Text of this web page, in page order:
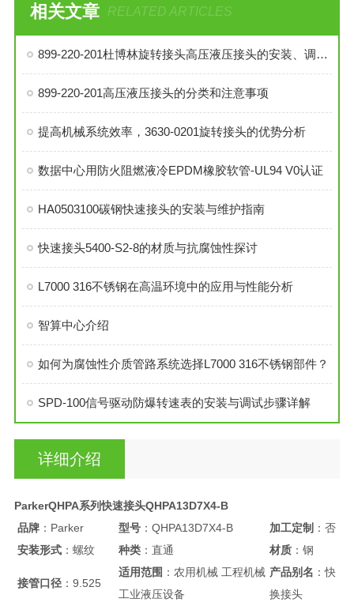
相关文章 RELATED ARTICLES
899-220-201杜博林旋转接头高压液压接头的安装、调试与维护技巧
899-220-201高压液压接头的分类和注意事项
提高机械系统效率，3630-0201旋转接头的优势分析
数据中心用防火阻燃液冷EPDM橡胶软管-UL94 V0认证
HA0503100碳钢快速接头的安装与维护指南
快速接头5400-S2-8的材质与抗腐蚀性探讨
L7000 316不锈钢在高温环境中的应用与性能分析
智算中心介绍
如何为腐蚀性介质管路系统选择L7000 316不锈钢部件？
SPD-100信号驱动防爆转速表的安装与调试步骤详解
详细介绍
ParkerQHPA系列快速接头QHPA13D7X4-B
品牌：Parker 型号：QHPA13D7X4-B 加工定制：否
安装形式：螺纹 种类：直通 材质：钢
接管口径：9.525
适用范围 ：农用机械 工程机械
工业液压设备
产品别名 ：快
换接头